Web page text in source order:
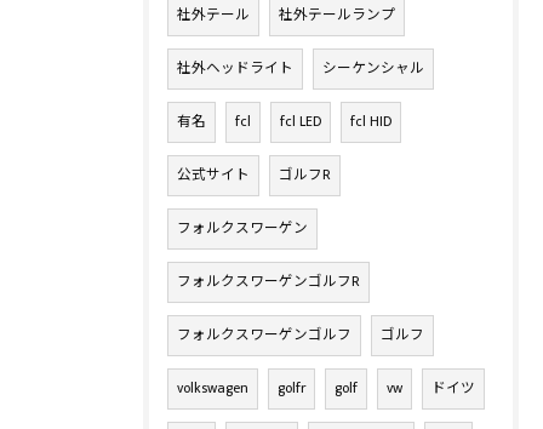
社外テール 社外テールランプ
社外ヘッドライト シーケンシャル
有名 fcl fcl LED fcl HID
公式サイト ゴルフR
フォルクスワーゲン
フォルクスワーゲンゴルフR
フォルクスワーゲンゴルフ ゴルフ
volkswagen golfr golf vw ドイツ